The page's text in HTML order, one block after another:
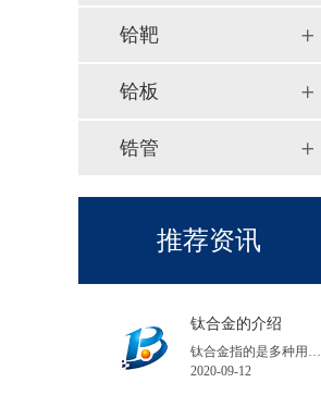
铪靶
铪板
锆管
推荐资讯
钛合金的介绍
钛合金指的是多种用钛与其他金属制成的合金金属。
2020-09-12